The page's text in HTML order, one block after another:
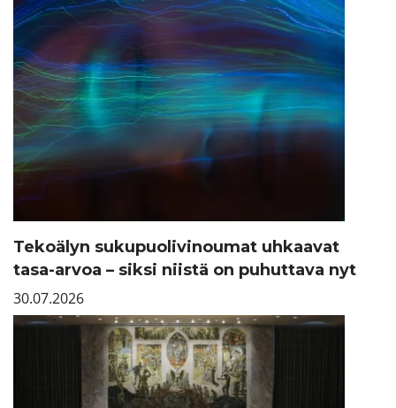
Tekoälyn sukupuolivinoumat uhkaavat
tasa-arvoa – siksi niistä on puhuttava nyt
30.07.2026